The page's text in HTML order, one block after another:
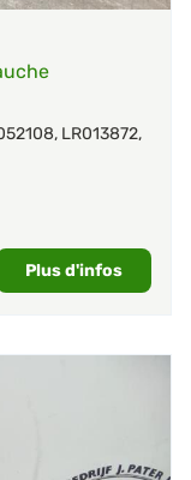
, LR013872,
Plus d'infos